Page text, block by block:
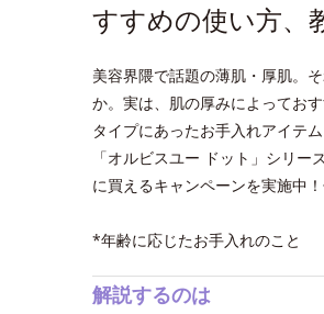
すすめの使い方、
美容界隈で話題の薄肌・厚肌。
か。実は、肌の厚みによってお
タイプにあったお手入れアイテ
「オルビスユー ドット」シリ
に買えるキャンペーンを実施中
*年齢に応じたお手入れのこと
解説するのは